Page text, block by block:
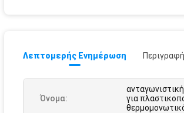
Λεπτομερής Ενημέρωση
Όνομα:
για